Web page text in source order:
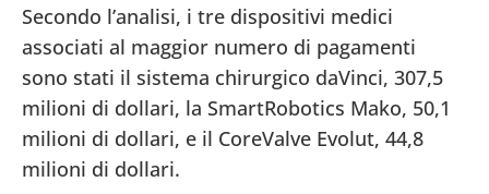
Secondo l’analisi, i tre dispositivi medici
associati al maggior numero di pagamenti
sono stati il sistema chirurgico daVinci, 307,5
milioni di dollari, la SmartRobotics Mako, 50,1
milioni di dollari, e il CoreValve Evolut, 44,8
milioni di dollari.